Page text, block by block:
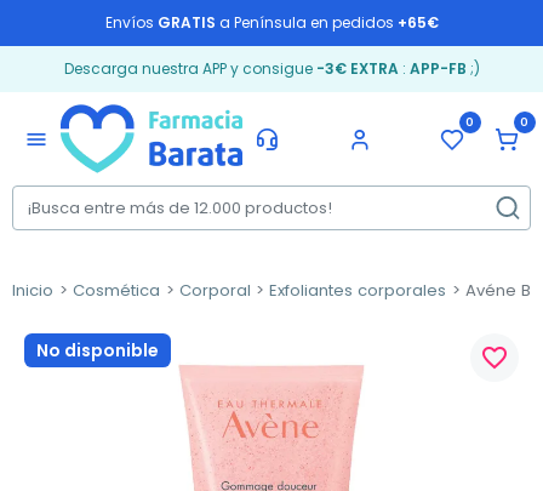
Envíos GRATIS a Península en pedidos +65€
Descarga nuestra APP y consigue -3€ EXTRA: APP-FB ;)
menu
0 0
Inicio Cosmética Corporal Exfoliantes corporales Avéne
No disponible favorite_border